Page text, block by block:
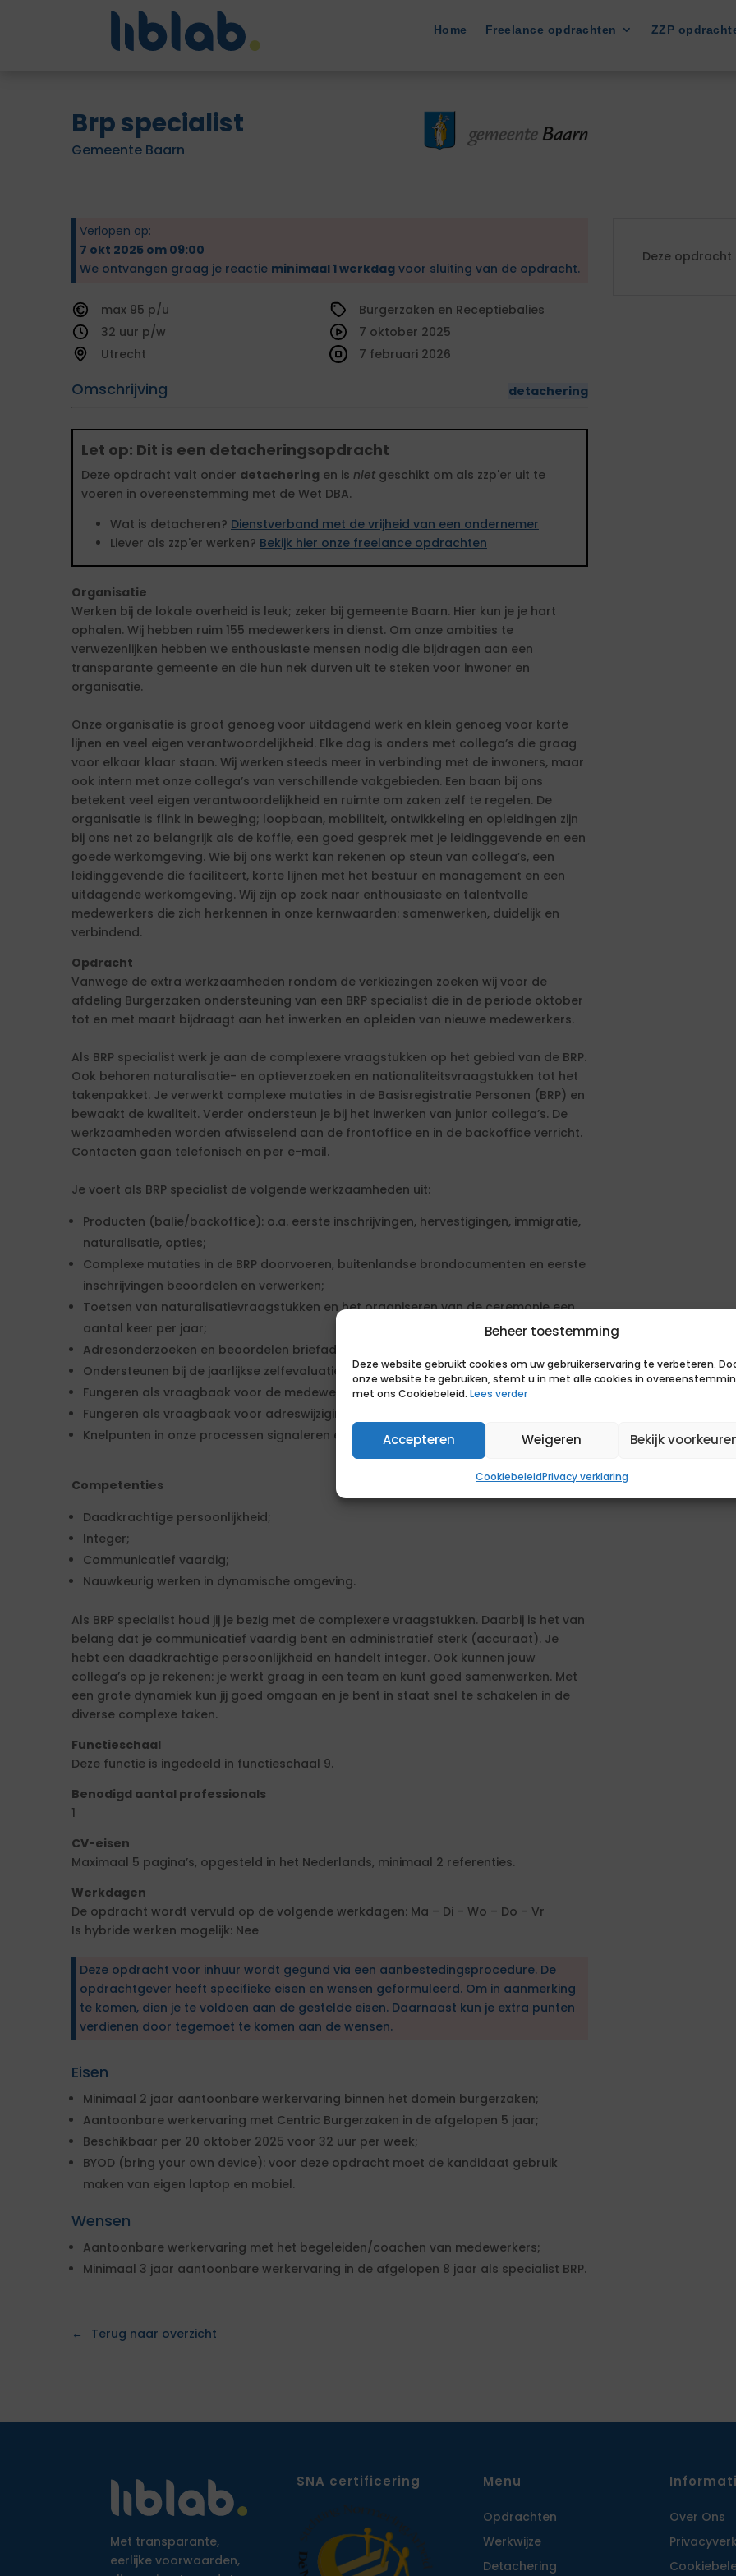
Beheer toestemming
Deze website gebruikt cookies om uw gebruikerservaring te verbeteren.
onze website te gebruiken, stemt u in met alle cookies in
met ons Cookiebeleid. Lees verder
Accepteren Weigeren Bekijk
CookiebeleidPrivacy verklaring
Home Freelance opdrachten ZZP
Brp specialist
Gemeente Baarn
Verlopen op:
7 okt 2025 om 09:00
We ontvangen graag je reactie minimaal 1 werkdag voor sluiting van de opdracht.
95
32
Utrecht
Burgerzaken en Receptiebalies
Omschrijving detachering
7 oktober 2025
7 februari 2026
Let op: Dit is een detacheringsopdracht
Deze opdracht valt onder detachering en is niet geschikt om als zzp'er uit te
voeren in overeenstemming met de Wet DBA.
Wat is detacheren? Dienstverband met de vrijheid van een ondernemer
Liever als zzp'er werken? Bekijk hier onze freelance opdrachten
Organisatie
Werken bij de lokale overheid is leuk; zeker bij gemeente Baarn. Hier kun je je hart
ophalen. Wij hebben ruim 155 medewerkers in dienst. Om onze ambities te
verwezenlijken hebben we enthousiaste mensen nodig die bijdragen aan een
transparante gemeente en die hun nek durven uit te steken voor inwoner en
organisatie.
Onze organisatie is groot genoeg voor uitdagend werk en klein genoeg voor korte
lijnen en veel eigen verantwoordelijkheid. Elke dag is anders met collega’s die graag
voor elkaar klaar staan. Wij werken steeds meer in verbinding met de inwoners, maar
ook intern met onze collega’s van verschillende vakgebieden. Een baan bij ons
betekent veel eigen verantwoordelijkheid en ruimte om zaken zelf te regelen. De
organisatie is flink in beweging; loopbaan, mobiliteit, ontwikkeling en opleidingen zijn
bij ons net zo belangrijk als de koffie, een goed gesprek met je leidinggevende en een
goede werkomgeving. Wie bij ons werkt kan rekenen op steun van collega’s, een
leidinggevende die faciliteert, korte lijnen met het bestuur en management en een
uitdagende werkomgeving. Wij zijn op zoek naar enthousiaste en talentvolle
medewerkers die zich herkennen in onze kernwaarden: samenwerken, duidelijk en
verbindend.
Opdracht
Vanwege de extra werkzaamheden rondom de verkiezingen zoeken wij voor de
afdeling Burgerzaken ondersteuning van een BRP specialist die in de periode oktober
tot en met maart bijdraagt aan het inwerken en opleiden van nieuwe medewerkers.
Als BRP specialist werk je aan de complexere vraagstukken op het gebied van de BRP.
Ook behoren naturalisatie- en optieverzoeken en nationaliteitsvraagstukken tot het
takenpakket. Je verwerkt complexe mutaties in de Basisregistratie Personen (BRP) en
bewaakt de kwaliteit. Verder ondersteun je bij het inwerken van junior collega’s. De
werkzaamheden worden afwisselend aan de frontoffice en in de backoffice verricht.
Contacten gaan telefonisch en per e-mail.
Je voert als BRP specialist de volgende werkzaamheden uit:
Producten (balie/backoffice): o.a. eerste inschrijvingen, hervestigingen, immigratie,
naturalisatie, opties;
Complexe mutaties in de BRP doorvoeren, buitenlandse brondocumenten en eerste
inschrijvingen beoordelen en verwerken;
Toetsen van naturalisatievraagstukken en het organiseren van de ceremonie een
aantal keer per jaar;
Adresonderzoeken en beoordelen briefadressen;
Ondersteunen bij de jaarlijkse zelfevaluatie;
Fungeren als vraagbaak voor de medewerker frontoffice en junior collega’s;
Fungeren als vraagbaak voor adreswijzigingen en gegevensverstrekkingen;
Knelpunten in onze processen signaleren en met verbetervoorstellen komen.
Competenties
Daadkrachtige persoonlijkheid;
Integer;
Communicatief vaardig;
Nauwkeurig werken in dynamische omgeving.
Als BRP specialist houd jij je bezig met de complexere vraagstukken. Daarbij is het van
belang dat je communicatief vaardig bent en administratief sterk (accuraat). Je
hebt een daadkrachtige persoonlijkheid en handelt integer. Ook kunnen jouw
collega’s op je rekenen: je werkt graag in een team en kunt goed samenwerken. Met
een grote dynamiek kun jij goed omgaan en je bent in staat snel te schakelen in de
diverse complexe taken.
Functieschaal
Deze functie is ingedeeld in functieschaal 9.
Benodigd aantal professionals
1
CV-eisen
Maximaal 5 pagina’s, opgesteld in het Nederlands, minimaal 2 referenties.
Werkdagen
De opdracht wordt vervuld op de volgende werkdagen: Ma – Di – Wo – Do – Vr
Is hybride werken mogelijk: Nee
Deze opdracht voor inhuur wordt gegund via een aanbestedingsprocedure. De
opdrachtgever heeft specifieke eisen en wensen geformuleerd. Om in aanmerking
te komen, dien je te voldoen aan de gestelde eisen. Daarnaast kun je extra punten
verdienen door tegemoet te komen aan de wensen.
Eisen
Minimaal 2 jaar aantoonbare werkervaring binnen het domein burgerzaken;
Aantoonbare werkervaring met Centric Burgerzaken in de afgelopen 5 jaar;
Beschikbaar per 20 oktober 2025 voor 32 uur per week;
BYOD (bring your own device): voor deze opdracht moet de kandidaat gebruik
maken van eigen laptop en mobiel.
Wensen
Aantoonbare werkervaring met het begeleiden/coachen van medewerkers;
Minimaal 3 jaar aantoonbare werkervaring in de afgelopen 8 jaar als specialist BRP.
Deze opdracht
Terug naar overzicht
Met transparante,
eerlijke voorwaarden,
SNA certificering Menu
Opdrachten
Werkwijze
Detachering
Over Ons